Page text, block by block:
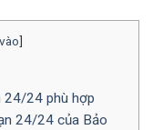
]
24/24 phù hợp
24/24 của Bảo